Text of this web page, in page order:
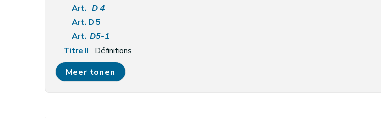
Art. D 4
Art. D 5
Art.D5-1
Titre II
Définitions
Art. D 6
Partie II Instance consultative
Meer tonen
.